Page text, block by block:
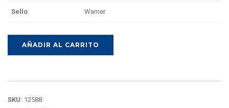
Sello: Warner
AÑADIR AL CARRITO
SKU: 12588